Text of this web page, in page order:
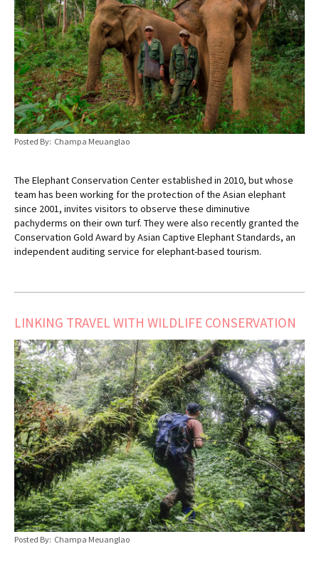
Posted By: Champa Meuanglao
The Elephant Conservation Center established in 2010, but whose
team has been working for the protection of the Asian elephant
since 2001, invites visitors to observe these diminutive
pachyderms on their own turf. They were also recently granted the
Conservation Gold Award by Asian Captive Elephant Standards, an
independent auditing service for elephant-based tourism.
LINKING TRAVEL WITH WILDLIFE CONSERVATION
Posted By: Champa Meuanglao